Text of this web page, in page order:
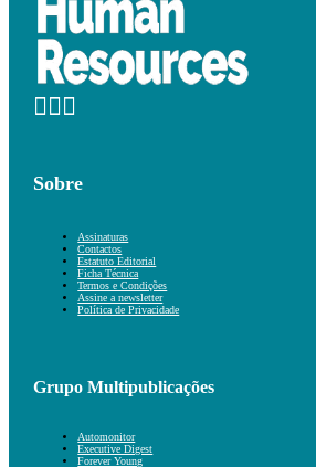
Sobre
Assinaturas
Contactos
Estatuto Editorial
Ficha Técnica
Termos e Condições
Assine a newsletter
Política de Privacidade
Grupo Multipublicações
Automonitor
Executive Digest
Forever Young